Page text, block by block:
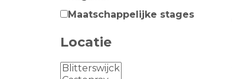
Maatschappelijke stages
Locatie